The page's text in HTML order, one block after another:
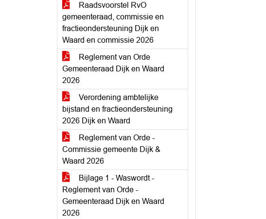
Raadsvoorstel RvO
gemeenteraad, commissie en
fractieondersteuning Dijk en
Waard en commissie 2026
Reglement van Orde
Gemeenteraad Dijk en Waard
2026
Verordening ambtelijke
bijstand en fractieondersteuning
2026 Dijk en Waard
Reglement van Orde -
Commissie gemeente Dijk &
Waard 2026
Bijlage 1 - Waswordt -
Reglement van Orde -
Gemeenteraad Dijk en Waard
2026